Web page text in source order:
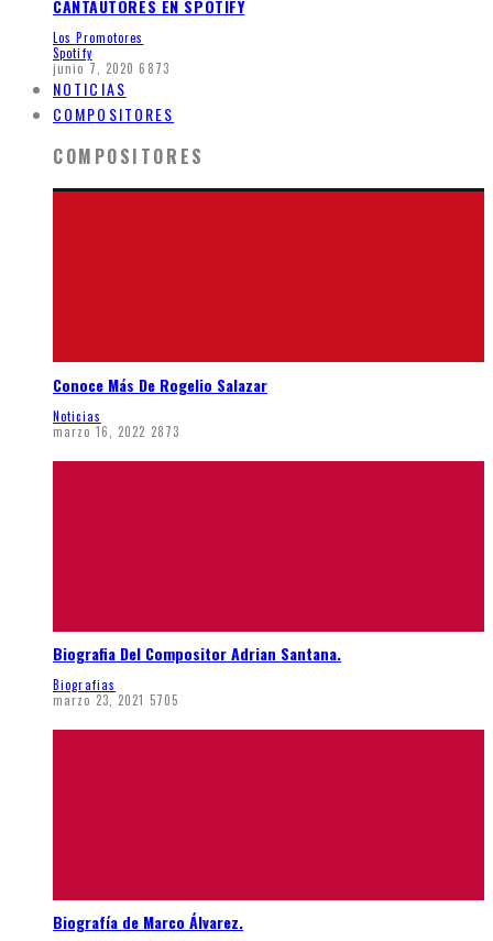
CANTAUTORES EN SPOTIFY
Los Promotores
Spotify
junio 7, 2020 6873
NOTICIAS
COMPOSITORES
COMPOSITORES
Conoce Más De Rogelio Salazar
Noticias
marzo 16, 2022 2873
Biografia Del Compositor Adrian Santana.
Biografias
marzo 23, 2021 5705
Biografía de Marco Álvarez.